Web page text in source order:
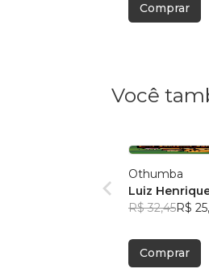
Comprar
Você
Othumba
Luiz
R$ 32,45R$
Comprar